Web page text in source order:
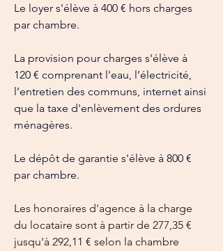
Le loyer s'élève à 400 € hors charges
par chambre.
La provision pour charges s'élève à
120 € comprenant l'eau, l’électricité,
l’entretien des communs, internet ainsi
que la taxe d'enlèvement des ordures
ménagères.
Le dépôt de garantie s'élève à 800 €
par chambre.
Les honoraires d'agence à la charge
du locataire sont à partir de 277,35 €
jusqu'à 292,11 € selon la chambre